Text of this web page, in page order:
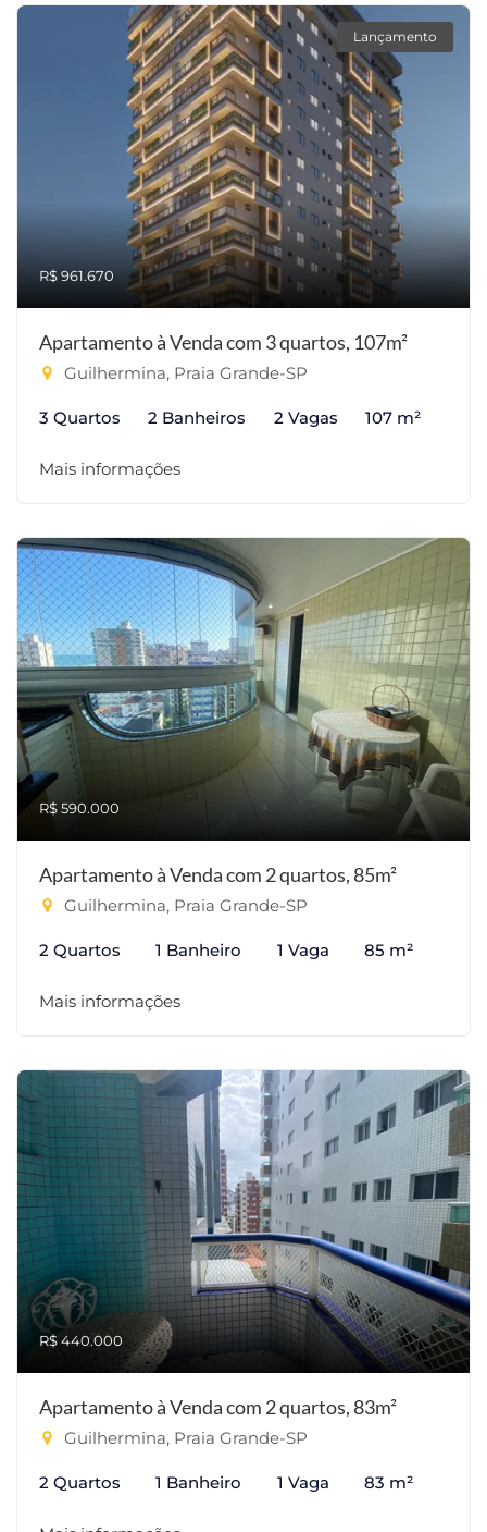
Lançamento
R$ 961.670
Apartamento à Venda com 3 quartos, 107m²
Guilhermina, Praia Grande-SP
3 Quartos 2 Banheiros 2 Vagas 107 m²
Mais informações
R$ 590.000
Apartamento à Venda com 2 quartos, 85m²
Guilhermina, Praia Grande-SP
2 Quartos 1 Banheiro 1 Vaga 85 m²
Mais informações
R$ 440.000
Apartamento à Venda com 2 quartos, 83m²
Guilhermina, Praia Grande-SP
2 Quartos 1 Banheiro 1 Vaga 83 m²